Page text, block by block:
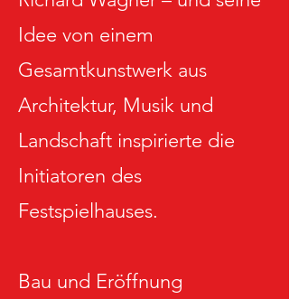
Idee von einem
Gesamtkunstwerk aus
Architektur, Musik und
Landschaft inspirierte die
Initiatoren des
Festspielhauses.
Bau und Eröffnung